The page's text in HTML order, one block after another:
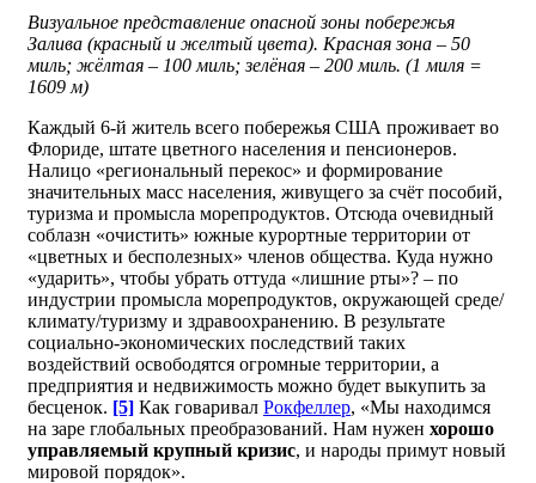
Визуальное представление опасной зоны побережья
Залива (красный и желтый цвета). Красная зона – 50
миль; жёлтая – 100 миль; зелёная – 200 миль. (1 миля =
1609 м)
Каждый 6-й житель всего побережья США проживает во
Флориде, штате цветного населения и пенсионеров.
Налицо «региональный перекос» и формирование
значительных масс населения, живущего за счёт пособий,
туризма и промысла морепродуктов. Отсюда очевидный
соблазн «очистить» южные курортные территории от
«цветных и бесполезных» членов общества. Куда нужно
«ударить», чтобы убрать оттуда «лишние рты»? – по
индустрии промысла морепродуктов, окружающей среде/
климату/туризму и здравоохранению. В результате
социально-экономических последствий таких
воздействий освободятся огромные территории, а
предприятия и недвижимость можно будет выкупить за
бесценок. [5] Как говаривал Рокфеллер, «Мы находимся
на заре глобальных преобразований. Нам нужен хорошо
управляемый крупный кризис, и народы примут новый
мировой порядок».